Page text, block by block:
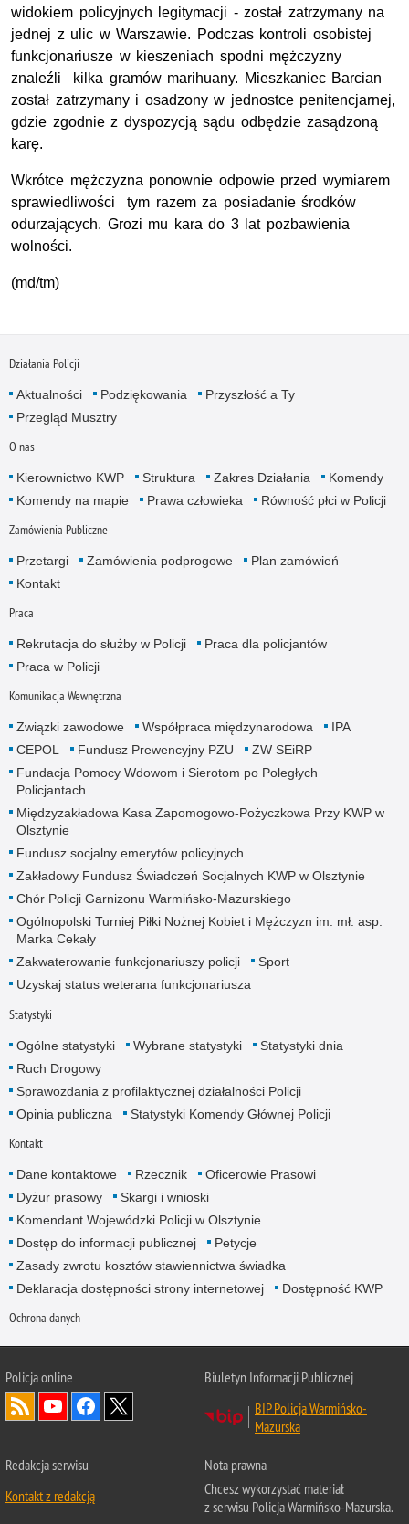
widokiem policyjnych legitymacji - został zatrzymany na
jednej z ulic w Warszawie. Podczas kontroli osobistej
funkcjonariusze w kieszeniach spodni mężczyzny
znaleźli kilka gramów marihuany. Mieszkaniec Barcian
został zatrzymany i osadzony w jednostce penitencjarnej,
gdzie zgodnie z dyspozycją sądu odbędzie zasądzoną
karę.
Wkrótce mężczyzna ponownie odpowie przed wymiarem
sprawiedliwości tym razem za posiadanie środków
odurzających. Grozi mu kara do 3 lat pozbawienia
wolności.
(md/tm)
Działania Policji
Aktualności Podziękowania
Przyszłość a Ty
Przegląd Musztry
O nas
Kierownictwo KWP Struktura Zakres Działania
Komendy
Komendy na mapie
Prawa człowieka Równość płci w Policji
Zamówienia Publiczne
Przetargi Zamówienia podprogowe
Plan zamówień
Kontakt
Praca
Rekrutacja do służby w Policji
Praca dla policjantów
Praca w Policji
Komunikacja Wewnętrzna
Związki zawodowe Współpraca międzynarodowa
IPA
CEPOL
Fundusz Prewencyjny PZU
ZW SEiRP
Fundacja Pomocy Wdowom i Sierotom po Poległych
Policjantach
Międzyzakładowa Kasa Zapomogowo-Pożyczkowa Przy KWP w
Olsztynie
Fundusz socjalny emerytów policyjnych
Zakładowy Fundusz Świadczeń Socjalnych KWP w Olsztynie
Chór Policji Garnizonu Warmińsko-Mazurskiego
Ogólnopolski Turniej Piłki Nożnej Kobiet i Mężczyzn im. mł. asp.
Marka Cekały
Zakwaterowanie funkcjonariuszy policji
Sport
Uzyskaj status weterana funkcjonariusza
Statystyki
Ogólne statystyki Wybrane statystyki
Statystyki dnia
Ruch Drogowy
Sprawozdania z profilaktycznej działalności Policji
Opinia publiczna
Statystyki Komendy Głównej Policji
Kontakt
Dane kontaktowe Rzecznik
Oficerowie Prasowi
Dyżur prasowy
Skargi i wnioski
Komendant Wojewódzki Policji w Olsztynie
Dostęp do informacji publicznej
Petycje
Zasady zwrotu kosztów stawiennictwa świadka
Deklaracja dostępności strony internetowej
Dostępność KWP
Ochrona danych
Policja online
Biuletyn Informacji Publicznej
BIP Policja Warmińsko-
Mazurska
Redakcja serwisu
Kontakt z redakcją
Nota prawna
Chcesz wykorzystać materiał
z serwisu Policja Warmińsko-Mazurska.